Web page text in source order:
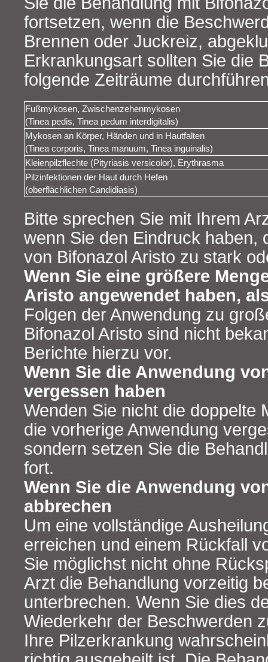
fortsetzen, wenn die
Brennen oder Juckreiz,
Erkrankungsart sollten Sie die
folgende Zeiträume
Fußmykosen, Zwischenzehenmykosen
(Tinea pedis, Tinea pedum interdigitalis)
Mykosen an Körper, Händen und in Hautfalten
(Tinea corporis, Tinea manuum, Tinea inguinalis)
Kleienpilzflechte (Pityriasis versicolor), Erythrasma
Pilzinfektionen der Haut durch Hefen
(oberflächlichen Candidiasis)
Bitte sprechen Sie mit Ihrem
wenn Sie den Eindruck haben,
von Bifonazol Aristo zu stark
Wenn Sie eine größere
Aristo angewendet haben,
Folgen der Anwendung zu
Bifonazol Aristo sind nicht
Berichte hierzu vor.
Wenn Sie die Anwendung
vergessen haben
Wenden Sie nicht die doppelte
die vorherige Anwendung
sondern setzen Sie die
fort.
Wenn Sie die Anwendung
abbrechen
Um eine vollständige
erreichen und einem Rückfall
Sie möglichst nicht ohne
Arzt die Behandlung vorzeitig
unterbrechen. Wenn Sie dies
Wiederkehr der Beschwerden
Ihre Pilzerkrankung